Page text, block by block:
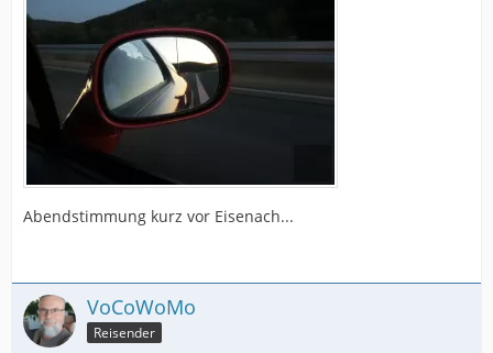
Abendstimmung kurz vor Eisenach...
VoCoWoMo
Reisender